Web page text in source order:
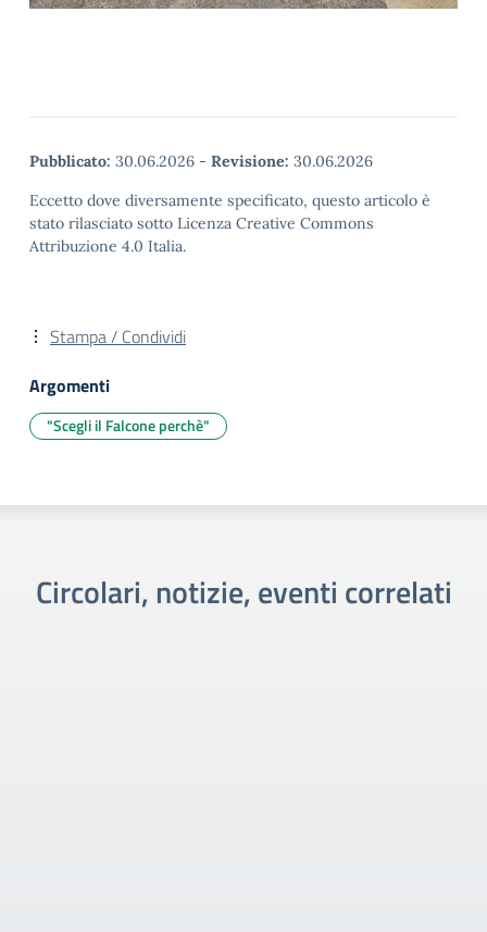
Pubblicato: 30.06.2026 - Revisione: 30.06.2026
Eccetto dove diversamente specificato, questo articolo è
stato rilasciato sotto Licenza Creative Commons
Attribuzione 4.0 Italia.
Stampa / Condividi
Argomenti
"Scegli il Falcone perchè"
Circolari, notizie, eventi correlati